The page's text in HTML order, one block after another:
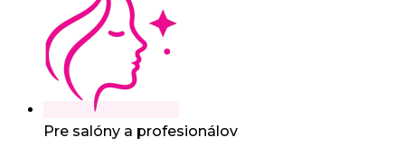
Pre salóny a profesionálov